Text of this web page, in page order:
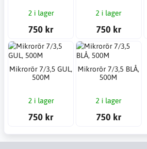
2 i lager
750 kr
2 i lager
750 kr
Mikrorör 7/3,5 GUL,
500M
2 i lager
750 kr
Mikrorör 7/3,5 BLÅ,
500M
2 i lager
750 kr